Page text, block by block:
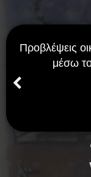
Προβλέψεις
μέσω